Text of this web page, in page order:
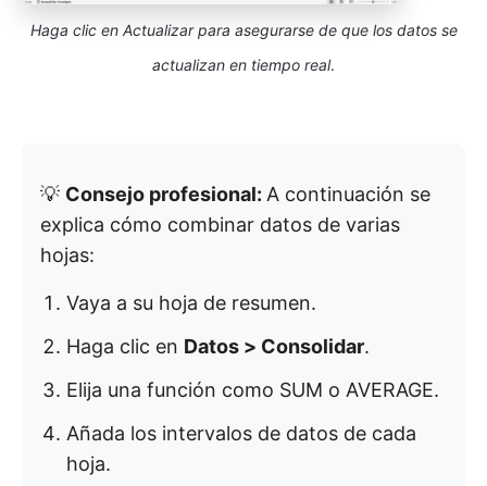
Haga clic en Actualizar para asegurarse de que los datos se
actualizan en tiempo real.
💡 Consejo profesional: A continuación se
explica cómo combinar datos de varias
hojas:
Vaya a su hoja de resumen.
Haga clic en Datos > Consolidar.
Elija una función como SUM o AVERAGE.
Añada los intervalos de datos de cada
hoja.